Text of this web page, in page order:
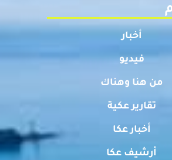
أخبار
فيديو
من هنا وهناك
تقارير عكية
أخبار عكا
أرشيف عكا